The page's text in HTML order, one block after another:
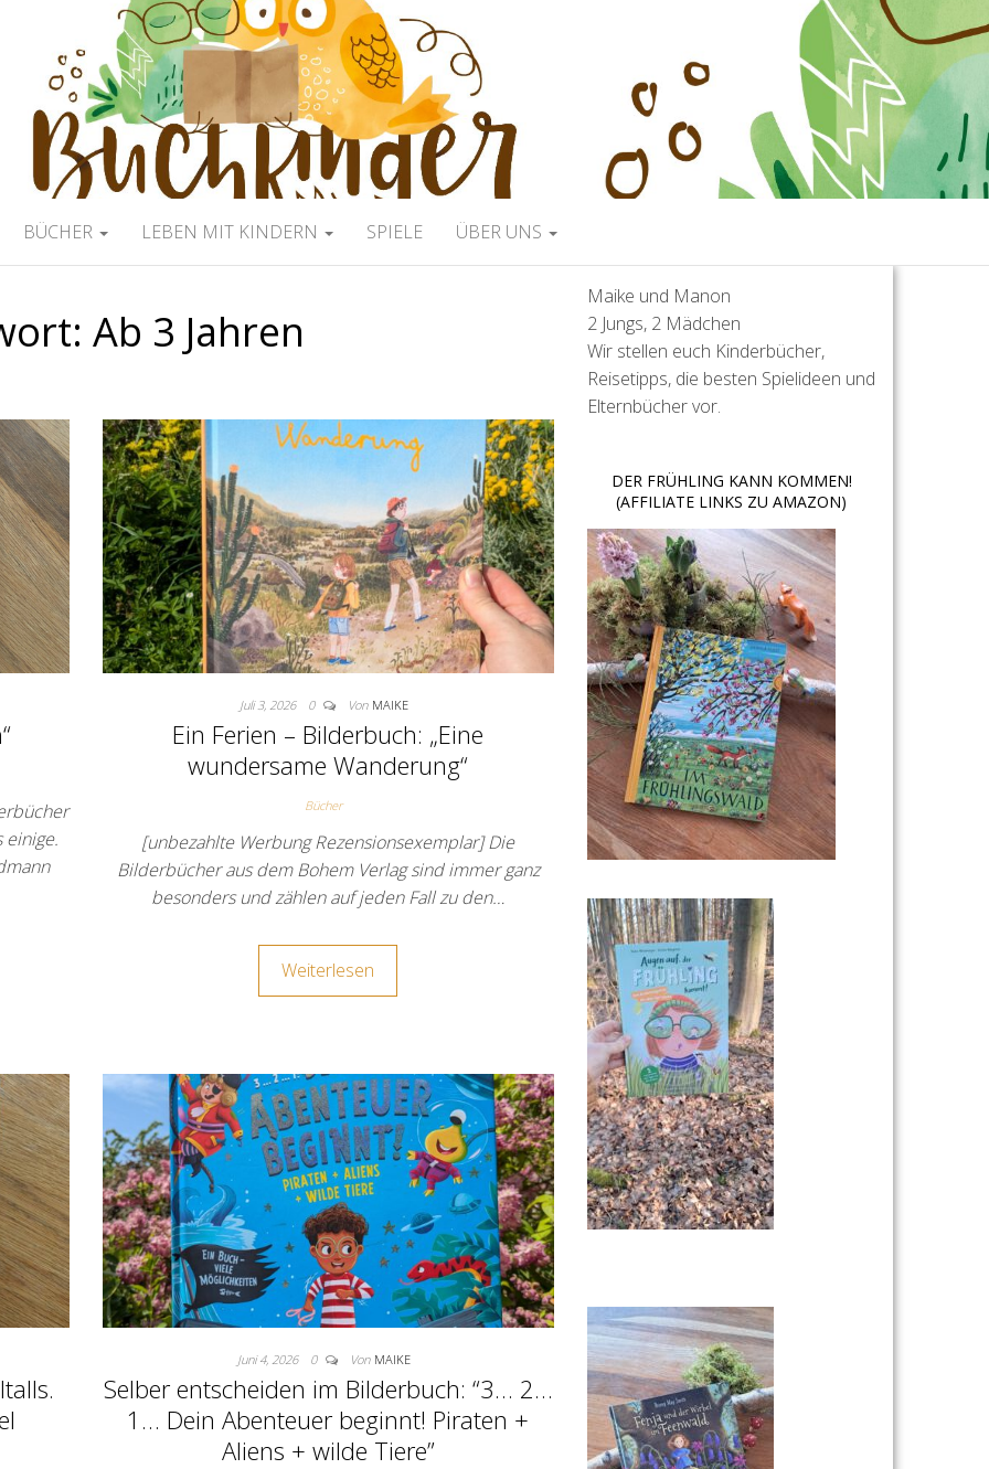
BÜCHER LEBEN MIT KINDERN SPIELE ÜBER UNS
Ab 3 Jahren
einige.
Juli 3, 2026 0 Von MAIKE
Ein Ferien – Bilderbuch: „Eine
wundersame Wanderung“
Bücher
[unbezahlte Werbung Rezensionsexemplar] Die
Bilderbücher aus dem Bohem Verlag sind immer ganz
besonders und zählen auf jeden Fall zu den…
Weiterlesen
Juni 4, 2026 0 Von MAIKE
Selber entscheiden im Bilderbuch: “3… 2…
1… Dein Abenteuer beginnt! Piraten +
Aliens + wilde Tiere”
Maike und Manon
2 Jungs, 2 Mädchen
Wir stellen euch Kinderbücher,
Reisetipps, die besten Spielideen und
Elternbücher vor.
DER FRÜHLING KANN KOMMEN!
(AFFILIATE LINKS ZU AMAZON)